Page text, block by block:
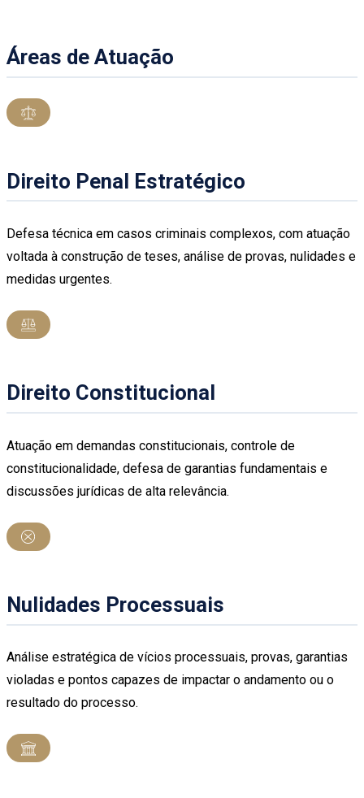
Áreas de Atuação
Direito Penal Estratégico
Defesa técnica em casos criminais complexos, com atuação
voltada à construção de teses, análise de provas, nulidades e
medidas urgentes.
Direito Constitucional
Atuação em demandas constitucionais, controle de
constitucionalidade, defesa de garantias fundamentais e
discussões jurídicas de alta relevância.
Nulidades Processuais
Análise estratégica de vícios processuais, provas, garantias
violadas e pontos capazes de impactar o andamento ou o
resultado do processo.